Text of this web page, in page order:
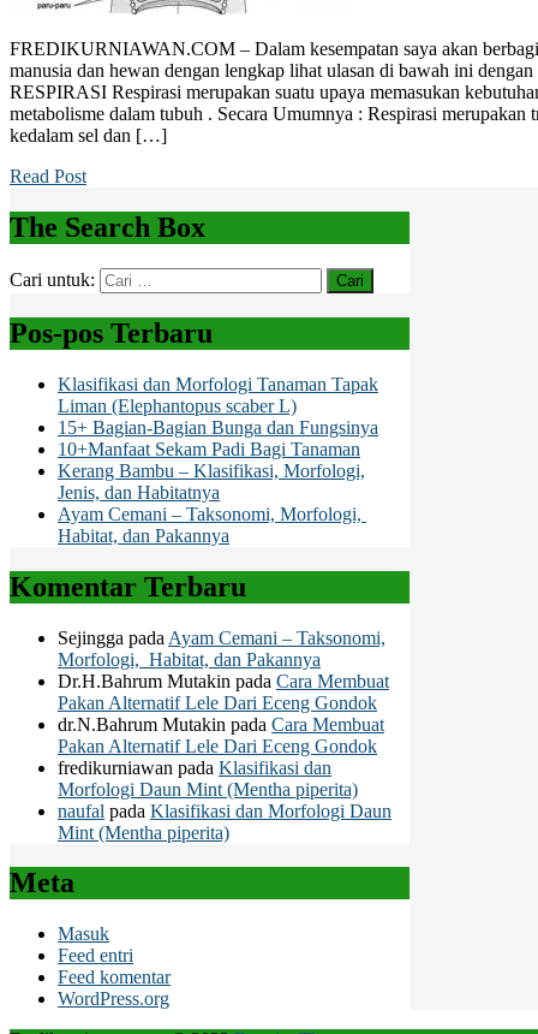
FREDIKURNIAWAN.COM – Dalam kesempatan saya akan berbagi
manusia dan hewan dengan lengkap lihat ulasan di bawah ini
RESPIRASI Respirasi merupakan suatu upaya memasukan
metabolisme dalam tubuh . Secara Umumnya : Respirasi merupakan
kedalam sel dan […]
Read Post
The Search Box
Cari untuk:
Pos-pos Terbaru
Klasifikasi dan Morfologi Tanaman Tapak
Liman (Elephantopus scaber L)
15+ Bagian-Bagian Bunga dan Fungsinya
10+Manfaat Sekam Padi Bagi Tanaman
Kerang Bambu – Klasifikasi, Morfologi,
Jenis, dan Habitatnya
Ayam Cemani – Taksonomi, Morfologi,
Habitat, dan Pakannya
Komentar Terbaru
Sejingga pada Ayam Cemani – Taksonomi,
Morfologi, Habitat, dan Pakannya
Dr.H.Bahrum Mutakin pada Cara Membuat
Pakan Alternatif Lele Dari Eceng Gondok
dr.N.Bahrum Mutakin pada Cara Membuat
Pakan Alternatif Lele Dari Eceng Gondok
fredikurniawan pada Klasifikasi dan
Morfologi Daun Mint (Mentha piperita)
naufal pada Klasifikasi dan Morfologi Daun
Mint (Mentha piperita)
Meta
Masuk
Feed entri
Feed komentar
WordPress.org